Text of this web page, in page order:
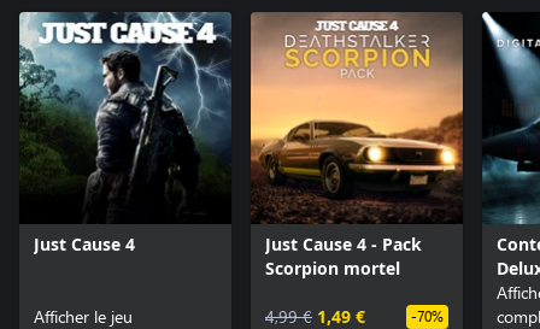
Just Cause 4
Afficher le jeu
Just Cause 4 - Pack
Scorpion mortel
4,99 € 1,49 € -70%